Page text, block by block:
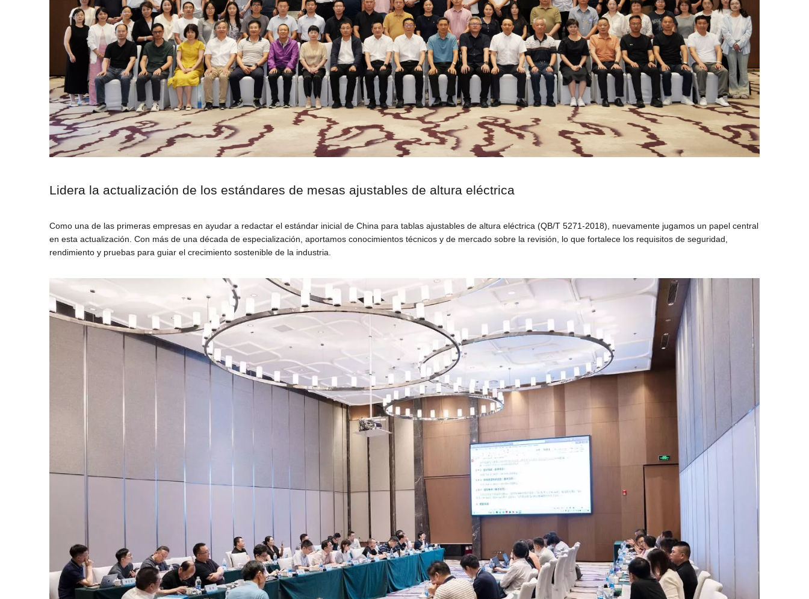
Lidera la actualización de los estándares de mesas ajustables de altura eléctrica
Como una de las primeras empresas en ayudar a redactar el estándar inicial de China para tablas ajustables de altura eléctrica (QB/T 5271-2018), nuevamente jugamos un papel central
en esta actualización. Con más de una década de especialización, aportamos conocimientos técnicos y de mercado sobre la revisión, lo que fortalece los requisitos de seguridad,
rendimiento y pruebas para guiar el crecimiento sostenible de la industria.